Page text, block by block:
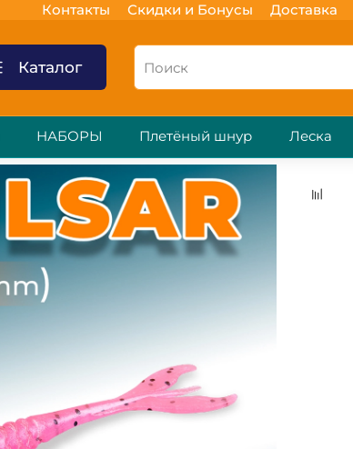
Контакты Скидки и Бонусы Доставка
Каталог
НАБОРЫ Плетёный шнур Леска